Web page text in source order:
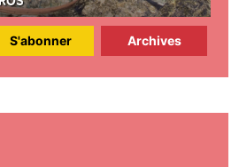
S'abonner Archives